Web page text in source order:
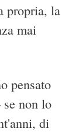
propria, la
mai
pensato
non lo
di